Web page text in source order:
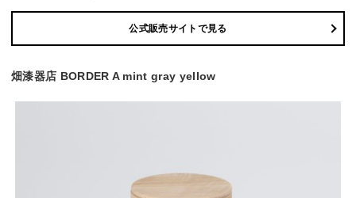
公式販売サイトで見る
畑漆器店 BORDER A mint gray yellow